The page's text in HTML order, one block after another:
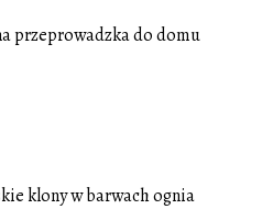
przeprowadzka do domu
klony w barwach ognia